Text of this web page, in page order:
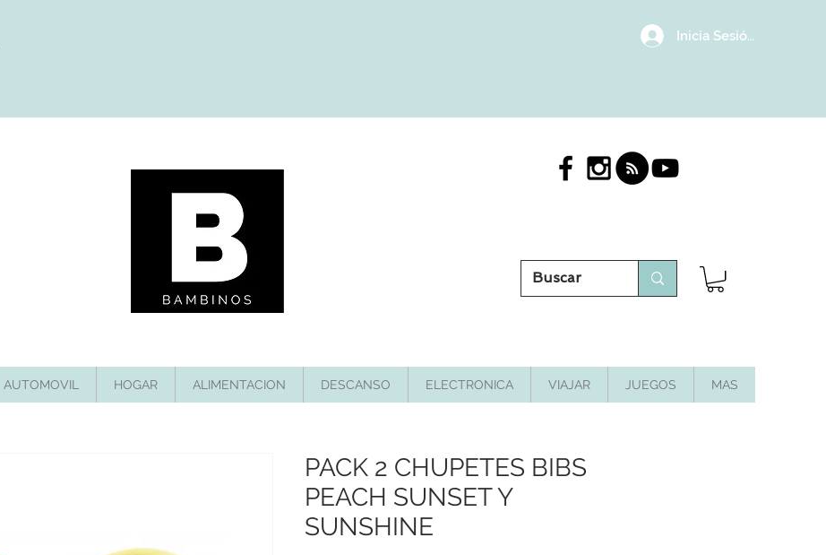
Inicia Sesión/
AUTOMOVIL HOGAR ALIMENTACION DESCANSO ELECTRONICA VIAJAR JUEGOS MAS
PACK 2 CHUPETES BIBS
PEACH SUNSET Y
SUNSHINE